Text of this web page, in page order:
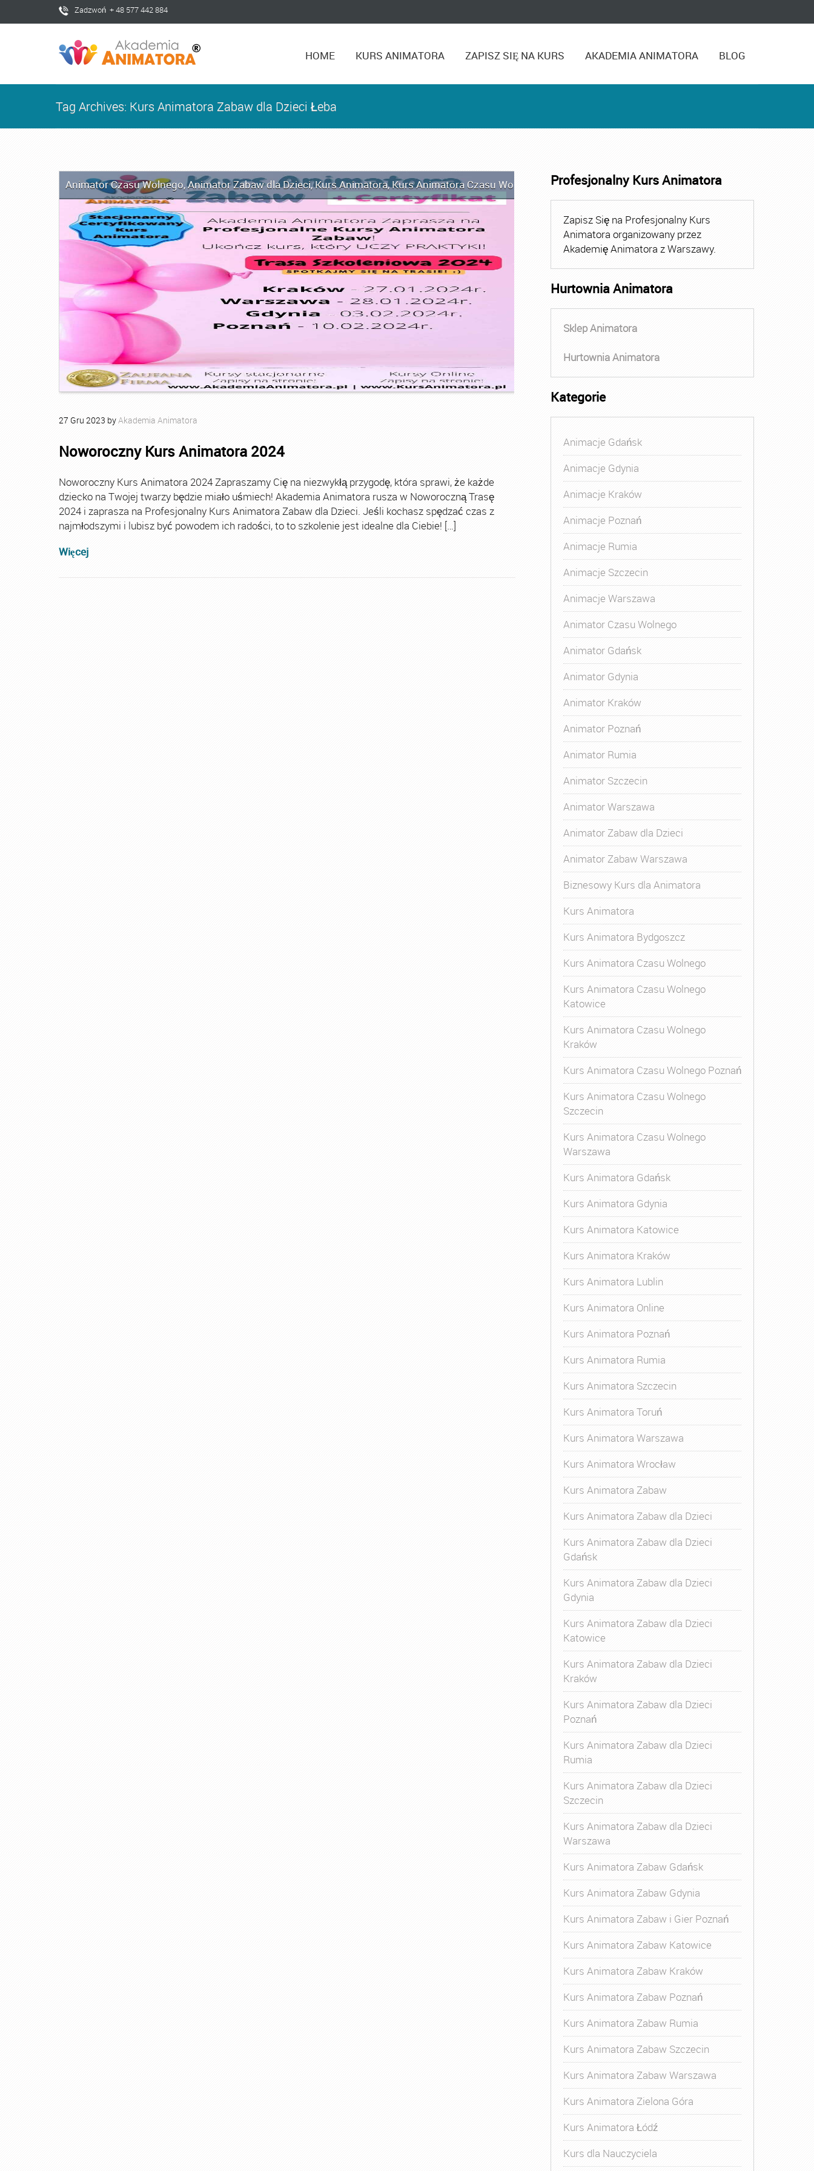
Zadzwoń + 48 577 442 884
HOME KURS ANIMATORA ZAPISZ SIĘ NA KURS AKADEMIA ANIMATORA BLOG
Tag Archives: Kurs Animatora Zabaw dla Dzieci Łeba
Animator Czasu Wolnego,Animator Zabaw dla Dzieci,Kurs Animatora,Kurs Animatora Czasu Wolnego Kurs Animatora Czasu Wolnego Warszawa
27 Gru 2023 byAkademia Animatora
Noworoczny Kurs Animatora 2024
Noworoczny Kurs Animatora 2024 Zapraszamy Cię na niezwykłą przygodę, która sprawi, że każde
dziecko na Twojej twarzy będzie miało uśmiech! Akademia Animatora rusza w Noworoczną Trasę
2024 i zaprasza na Profesjonalny Kurs Animatora Zabaw dla Dzieci. Jeśli kochasz spędzać czas z
najmłodszymi i lubisz być powodem ich radości, to to szkolenie jest idealne dla Ciebie! […]
Więcej
Profesjonalny Kurs Animatora
Zapisz Się na Profesjonalny Kurs
Animatora organizowany przez
Akademię Animatora z Warszawy.
Hurtownia Animatora
Sklep Animatora
Hurtownia Animatora
Kategorie
Animacje Gdańsk
Animacje Gdynia
Animacje Kraków
Animacje Poznań
Animacje Rumia
Animacje Szczecin
Animacje Warszawa
Animator Czasu Wolnego
Animator Gdańsk
Animator Gdynia
Animator Kraków
Animator Poznań
Animator Rumia
Animator Szczecin
Animator Warszawa
Animator Zabaw dla Dzieci
Animator Zabaw Warszawa
Biznesowy Kurs dla Animatora
Kurs Animatora
Kurs Animatora Bydgoszcz
Kurs Animatora Czasu Wolnego
Kurs Animatora Czasu Wolnego
Katowice
Kurs Animatora Czasu Wolnego
Kraków
Kurs Animatora Czasu Wolnego Poznań
Kurs Animatora Czasu Wolnego
Szczecin
Kurs Animatora Czasu Wolnego
Warszawa
Kurs Animatora Gdańsk
Kurs Animatora Gdynia
Kurs Animatora Katowice
Kurs Animatora Kraków
Kurs Animatora Lublin
Kurs Animatora Online
Kurs Animatora Poznań
Kurs Animatora Rumia
Kurs Animatora Szczecin
Kurs Animatora Toruń
Kurs Animatora Warszawa
Kurs Animatora Wrocław
Kurs Animatora Zabaw
Kurs Animatora Zabaw dla Dzieci
Kurs Animatora Zabaw dla Dzieci
Gdańsk
Kurs Animatora Zabaw dla Dzieci
Gdynia
Kurs Animatora Zabaw dla Dzieci
Katowice
Kurs Animatora Zabaw dla Dzieci
Kraków
Kurs Animatora Zabaw dla Dzieci
Poznań
Kurs Animatora Zabaw dla Dzieci
Rumia
Kurs Animatora Zabaw dla Dzieci
Szczecin
Kurs Animatora Zabaw dla Dzieci
Warszawa
Kurs Animatora Zabaw Gdańsk
Kurs Animatora Zabaw Gdynia
Kurs Animatora Zabaw i Gier Poznań
Kurs Animatora Zabaw Katowice
Kurs Animatora Zabaw Kraków
Kurs Animatora Zabaw Poznań
Kurs Animatora Zabaw Rumia
Kurs Animatora Zabaw Szczecin
Kurs Animatora Zabaw Warszawa
Kurs Animatora Zielona Góra
Kurs Animatora Łódź
Kurs dla Nauczyciela